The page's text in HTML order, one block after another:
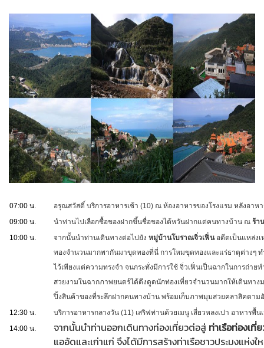
07:00 น.
อรุณสวัสดิ์ บริการอาหารเช้า (10) ณ ห้องอาหารของโรงแรม หลังอาห
09:00 น.
นำท่านไปเลือกซื้อของฝากขึ้นชื่อของไต้หวันฝากแด่คนทางบ้าน ณ ร้า
10:00 น.
จากนั้นนำท่านเดินทางต่อไปยัง หมู่บ้านโบราณจิ่วเฟิ่น อดีตเป็นแหล่ง
ทองจำนวนมากพากันมาขุดทองที่นี่ การโหมขุดทองและแร่ธาตุต่างๆ
ไว้เพียงแต่ความทรงจำ จนกระทั่งมีการใช้ จิ่วเฟิ่นเป็นฉากในการถ่าย
สวยงามในฉากภาพยนตร์ได้ดึงดูดนักท่องเที่ยวจำนวนมากให้เดินทา
ปิ้งสินค้าของที่ระลึกฝากคนทางบ้าน พร้อมเก็บภาพมุมสวยคลาสิคตาม
12:30 น.
บริการอาหารกลางวัน (11) เสริฟท่านด้วยเมนู เสี่ยวหลงเปา อาหา
14:00 น.
จากนั้นนำท่านออกเดินทางท่องเที่ยวต่อสู่ ท่าเรือท่องเ
แออัดและเก่าแก่ จึงได้มีการสร้างท่าเรือชาวประมงแห่ง